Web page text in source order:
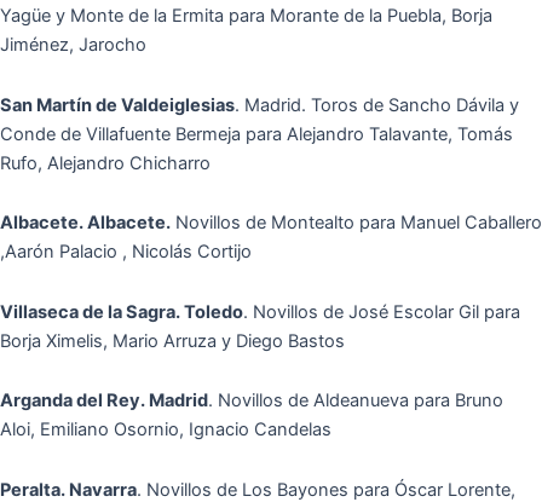
Yagüe y Monte de la Ermita para Morante de la Puebla, Borja
Jiménez, Jarocho
San Martín de Valdeiglesias. Madrid. Toros de Sancho Dávila y
Conde de Villafuente Bermeja para Alejandro Talavante, Tomás
Rufo, Alejandro Chicharro
Albacete. Albacete. Novillos de Montealto para Manuel Caballero
,Aarón Palacio , Nicolás Cortijo
Villaseca de la Sagra. Toledo. Novillos de José Escolar Gil para
Borja Ximelis, Mario Arruza y Diego Bastos
Arganda del Rey. Madrid. Novillos de Aldeanueva para Bruno
Aloi, Emiliano Osornio, Ignacio Candelas
Peralta. Navarra. Novillos de Los Bayones para Óscar Lorente,